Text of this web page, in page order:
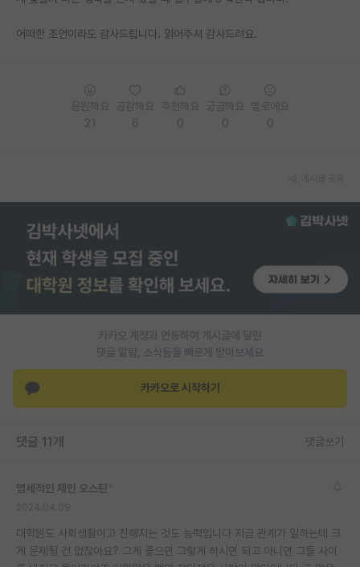
어떠한 조언이라도 감사드립니다. 읽어주셔 감사드려요.
카카오 계정과 연동하여 게시글에 달린
댓글 알람, 소식등을 빠르게 받아보세요
카카오로 시작하기
댓글 11개 댓글쓰기
염세적인 제인 오스틴
대학원도 사회생활이고 친해지는 것도 능력입니다 지금 관계가 일하는데 크
게 문제될 건 없잖아요? 그게 좋으면 그렇게 하시면 되고 아니면 그들 사이